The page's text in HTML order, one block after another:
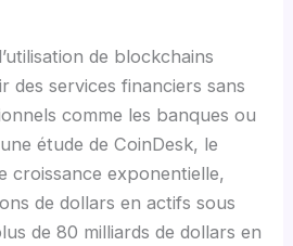
de blockchains
services financiers sans
comme les banques ou
étude de CoinDesk, le
croissance exponentielle,
de dollars en actifs sous
de 80 milliards de dollars en